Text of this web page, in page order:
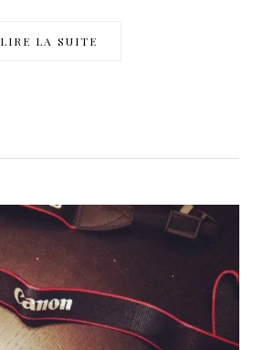
LIRE LA SUITE